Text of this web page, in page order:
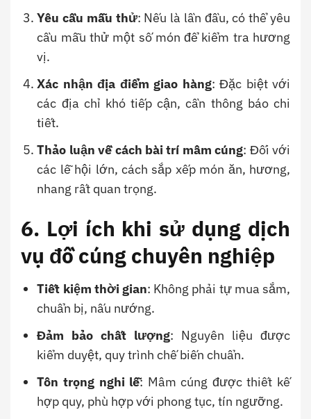
Yêu cầu mẫu thử: Nếu là lần đầu, có thể yêu
cầu mẫu thử một số món để kiểm tra hương
vị.
Xác nhận địa điểm giao hàng: Đặc biệt với
các địa chỉ khó tiếp cận, cần thông báo chi
tiết.
Thảo luận về cách bài trí mâm cúng: Đối với
các lễ hội lớn, cách sắp xếp món ăn, hương,
nhang rất quan trọng.
6. Lợi ích khi sử dụng dịch
vụ đồ cúng chuyên nghiệp
Tiết kiệm thời gian: Không phải tự mua sắm,
chuẩn bị, nấu nướng.
Đảm bảo chất lượng: Nguyên liệu được
kiểm duyệt, quy trình chế biến chuẩn.
Tôn trọng nghi lễ: Mâm cúng được thiết kế
hợp quy, phù hợp với phong tục, tín ngưỡng.